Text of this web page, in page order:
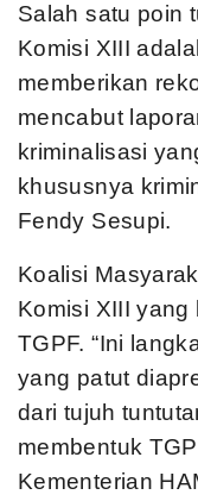
Salah satu poin
Komisi XIII
memberikan
mencabut
kriminalisasi
khususnya
Fendy Sesupi.
Koalisi
Komisi XIII
TGPF. “Ini
yang patut
dari tujuh
membentuk
Kementerian